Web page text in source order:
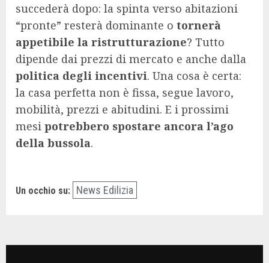
succederà dopo: la spinta verso abitazioni
“pronte” resterà dominante o tornerà
appetibile la ristrutturazione? Tutto
dipende dai prezzi di mercato e anche dalla
politica degli incentivi. Una cosa è certa:
la casa perfetta non è fissa, segue lavoro,
mobilità, prezzi e abitudini. E i prossimi
mesi potrebbero spostare ancora l’ago
della bussola.
Un occhio su: News Edilizia